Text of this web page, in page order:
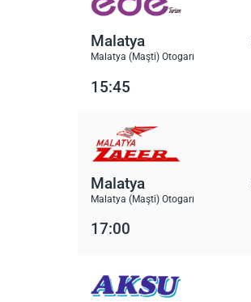
Malatya
Malatya (Maşti) Otogarı
15:45
Malatya
Malatya (Maşti) Otogarı
17:00